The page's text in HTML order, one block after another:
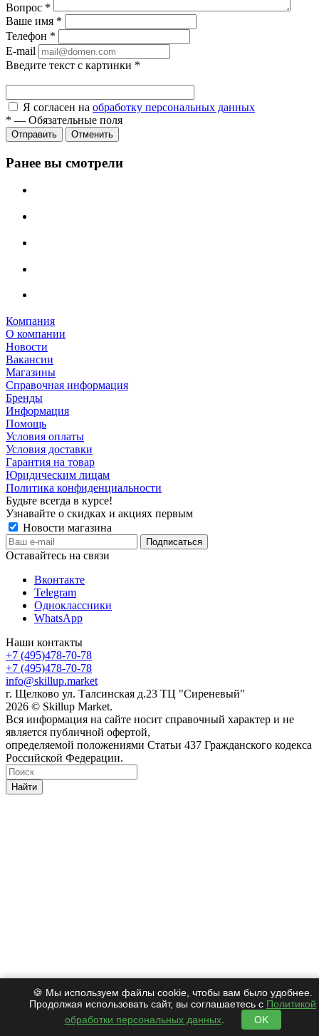
Вопрос *
Ваше имя *
Телефон *
E-mail
Введите текст с картинки *
Я согласен на обработку персональных данных
* — Обязательные поля
Отправить Отменить
Ранее вы смотрели
Компания
О компании
Новости
Вакансии
Магазины
Справочная информация
Бренды
Информация
Помощь
Условия оплаты
Условия доставки
Гарантия на товар
Юридическим лицам
Политика конфиденциальности
Будьте всегда в курсе!
Узнавайте о скидках и акциях первым
Новости магазина
Оставайтесь на связи
Вконтакте
Telegram
Одноклассники
WhatsApp
Наши контакты
+7 (495)478-70-78
+7 (495)478-70-78
info@skillup.market
г. Щелково ул. Талсинская д.23 ТЦ "Сиреневый"
2026 © Skillup Market.
Вся информация на сайте носит справочный характер и не
является публичной офертой,
определяемой положениями Статьи 437 Гражданского кодекса
Российской Федерации.
Найти
🍪 Мы используем файлы cookie, чтобы вам было удобнее.
Продолжая использовать сайт, вы соглашаетесь с Политикой
обработки персональных данных. OK